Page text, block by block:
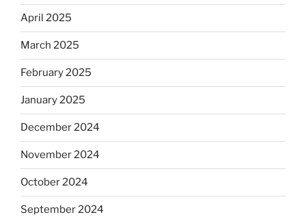
April 2025
March 2025
February 2025
January 2025
December 2024
November 2024
October 2024
September 2024